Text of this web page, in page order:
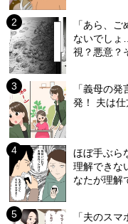
「あら、
ないでし
視？悪意？
「義母の
発！ 夫は
ほぼ手ぶら
理解できな
なたが理解
「夫のス